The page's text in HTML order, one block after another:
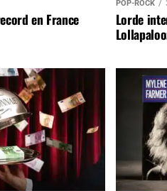
en France
POP-ROCK
Lorde